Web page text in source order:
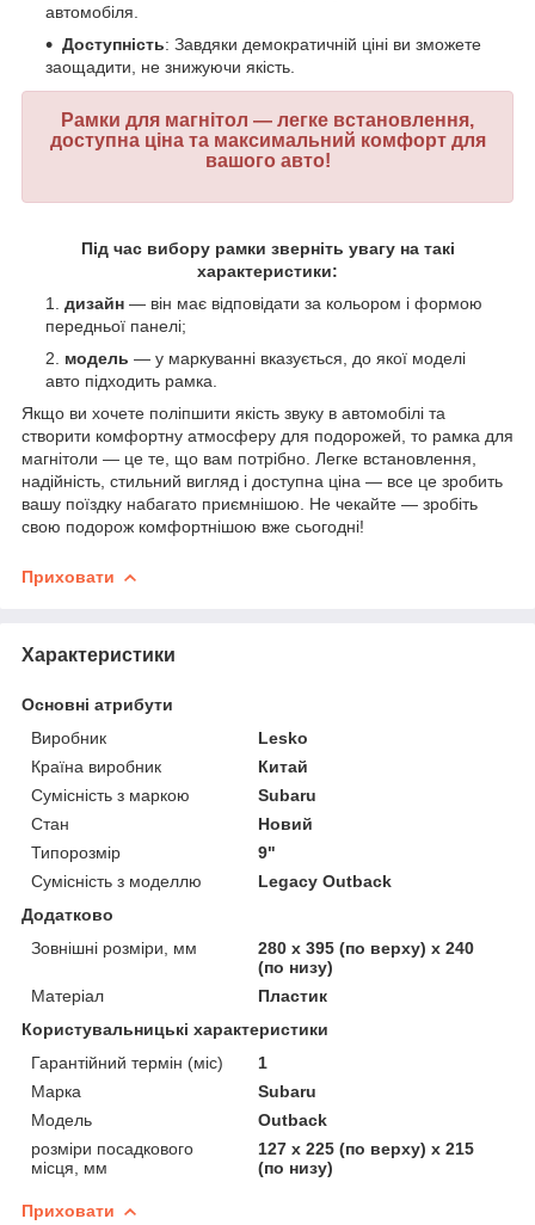
автомобіля.
Доступність: Завдяки демократичній ціні ви зможете
заощадити, не знижуючи якість.
Рамки для магнітол — легке встановлення,
доступна ціна та максимальний комфорт для
вашого авто!
Під час вибору рамки зверніть увагу на такі
характеристики:
дизайн — він має відповідати за кольором і формою
передньої панелі;
модель — у маркуванні вказується, до якої моделі
авто підходить рамка.
Якщо ви хочете поліпшити якість звуку в автомобілі та
створити комфортну атмосферу для подорожей, то рамка для
магнітоли — це те, що вам потрібно. Легке встановлення,
надійність, стильний вигляд і доступна ціна — все це зробить
вашу поїздку набагато приємнішою. Не чекайте — зробіть
свою подорож комфортнішою вже сьогодні!
Приховати
Характеристики
Основні атрибути
Виробник
Lesko
Країна виробник
Китай
Сумісність з маркою
Subaru
Стан
Новий
Типорозмір
9"
Сумісність з моделлю
Legacy Outback
Додатково
Зовнішні розміри, мм
280 х 395 (по верху) х 240
(по низу)
Матеріал
Пластик
Користувальницькі характеристики
Гарантійний термін (міс)
1
Марка
Subaru
Мoдель
Outback
розміри посадкового
місця, мм
127 х 225 (по верху) х 215
(по низу)
Приховати